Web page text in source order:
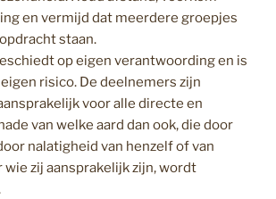
en vermijd dat meerdere groepjes
staan.
op eigen verantwoording en is
risico. De deelnemers zijn
voor alle directe en
van welke aard dan ook, die door
nalatigheid van henzelf of van
wie zij aansprakelijk zijn, wordt